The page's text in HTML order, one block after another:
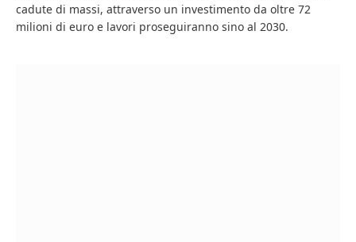
cadute di massi, attraverso un investimento da oltre 72
milioni di euro e lavori proseguiranno sino al 2030.